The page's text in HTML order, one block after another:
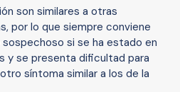
son similares a otras
por lo que siempre conviene
si se ha estado en
y se presenta dificultad para
síntoma similar a los de la